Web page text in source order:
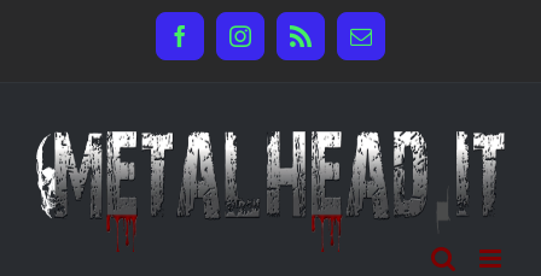
FacebookInstagram
Rss Email